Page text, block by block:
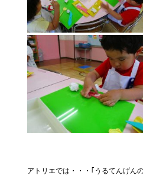
アトリエでは・・・｢うるてんげん